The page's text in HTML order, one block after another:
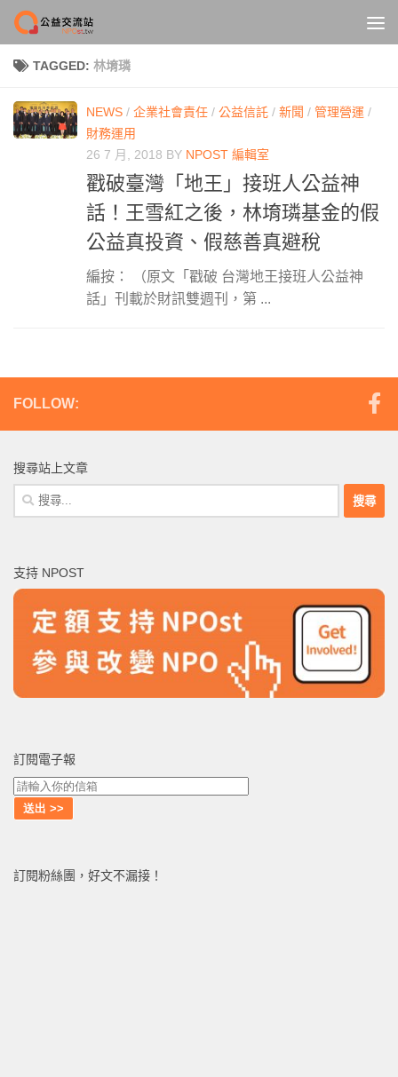
Skip to content
TAGGED: 林堉璘
NEWS / 企業社會責任 / 公益信託 / 新聞 / 管理營運 /
財務運用
26 7 月, 2018 BY NPOST 編輯室
戳破臺灣「地王」接班人公益神
話！王雪紅之後，林堉璘基金的假
公益真投資、假慈善真避稅
編按： （原文「戳破 台灣地王接班人公益神
話」刊載於財訊雙週刊，第 ...
FOLLOW:
搜尋站上文章
搜
尋
字:
支持 NPOST
訂閱電子報
訂閱粉絲團，好文不漏接！